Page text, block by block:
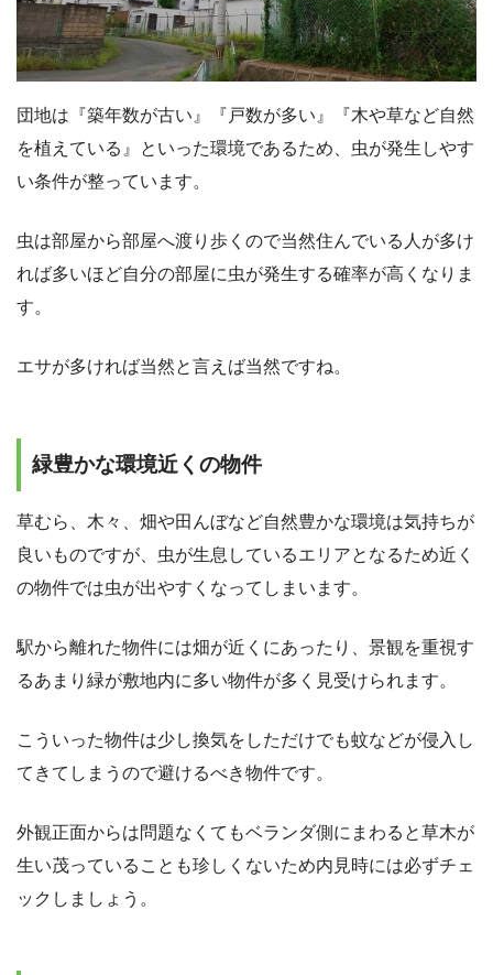
団地は『築年数が古い』『戸数が多い』『木や草など自然
を植えている』といった環境であるため、虫が発生しやす
い条件が整っています。
虫は部屋から部屋へ渡り歩くので当然住んでいる人が多け
れば多いほど自分の部屋に虫が発生する確率が高くなりま
す。
エサが多ければ当然と言えば当然ですね。
緑豊かな環境近くの物件
草むら、木々、畑や田んぼなど自然豊かな環境は気持ちが
良いものですが、虫が生息しているエリアとなるため近く
の物件では虫が出やすくなってしまいます。
駅から離れた物件には畑が近くにあったり、景観を重視す
るあまり緑が敷地内に多い物件が多く見受けられます。
こういった物件は少し換気をしただけでも蚊などが侵入し
てきてしまうので避けるべき物件です。
外観正面からは問題なくてもベランダ側にまわると草木が
生い茂っていることも珍しくないため内見時には必ずチェ
ックしましょう。